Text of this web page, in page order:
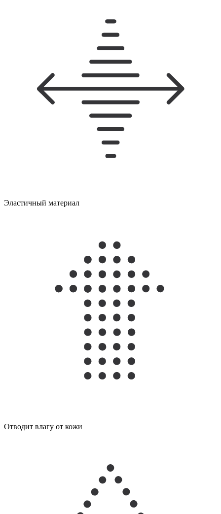
Эластичный материал
Отводит влагу от кожи